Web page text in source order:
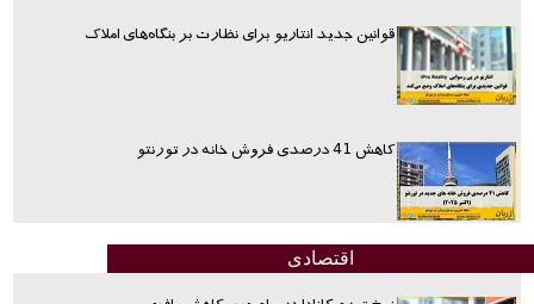
قوانین جدید انتاریو برای نظارت بر بنگاه‌های املاک
کاهش 41 درصدی فروش خانه در تورنتو
اقتصادی